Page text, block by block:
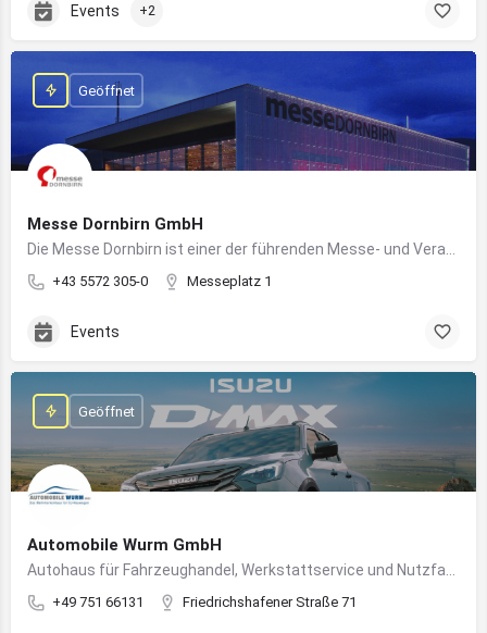
Events +2
Messe Dornbirn GmbH
+43 5572 305-0 Messeplatz 1
Geöffnet
Events
Automobile Wurm GmbH
+49 751 66131 Friedrichshafener Straße 71
Geöffnet